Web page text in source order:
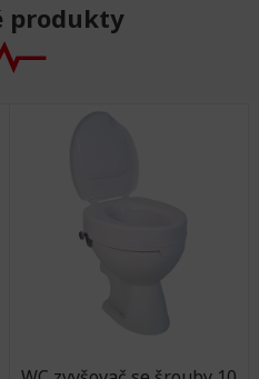
produkty